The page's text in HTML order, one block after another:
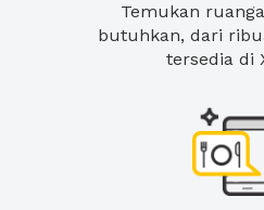
Temukan
butuhkan, dari
tersedia di